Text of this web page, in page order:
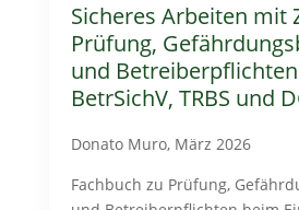
Sicheres Arbeiten mit
Prüfung,
und
BetrSichV, TRBS und
Donato Muro, März 2026
Fachbuch zu Prüfung,